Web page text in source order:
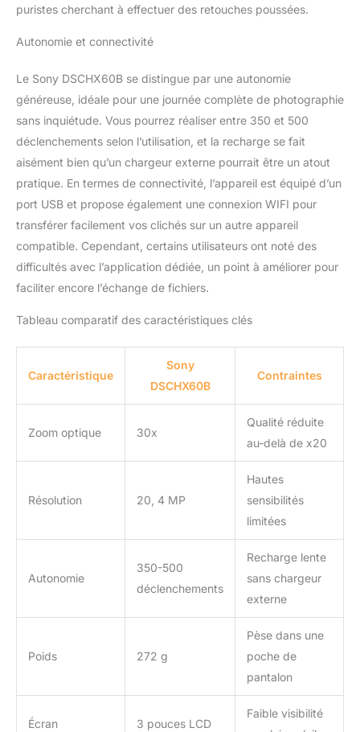
puristes cherchant à effectuer des retouches poussées.
Autonomie et connectivité
Le Sony DSCHX60B se distingue par une autonomie
généreuse, idéale pour une journée complète de photographie
sans inquiétude. Vous pourrez réaliser entre 350 et 500
déclenchements selon l’utilisation, et la recharge se fait
aisément bien qu’un chargeur externe pourrait être un atout
pratique. En termes de connectivité, l’appareil est équipé d’un
port USB et propose également une connexion WIFI pour
transférer facilement vos clichés sur un autre appareil
compatible. Cependant, certains utilisateurs ont noté des
difficultés avec l’application dédiée, un point à améliorer pour
faciliter encore l’échange de fichiers.
Tableau comparatif des caractéristiques clés
Caractéristique
Sony
DSCHX60B
Contraintes
Zoom optique 30x
Qualité réduite
au-delà de x20
Résolution 20, 4 MP
Hautes
sensibilités
limitées
Autonomie
350-500
déclenchements
Recharge lente
sans chargeur
externe
Poids 272 g
Pèse dans une
poche de
pantalon
Écran 3 pouces LCD
Faible visibilité